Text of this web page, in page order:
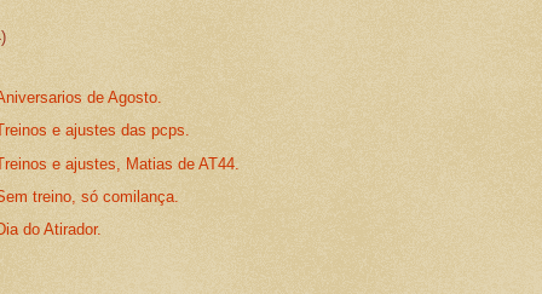
de Agosto.
e ajustes das pcps.
e ajustes, Matias de AT44.
treino, só comilança.
do Atirador.